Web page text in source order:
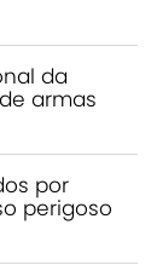
da
armas
por
perigoso